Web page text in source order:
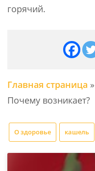
горячий.
Главная страница »
Почему возникает?
О здоровье кашель